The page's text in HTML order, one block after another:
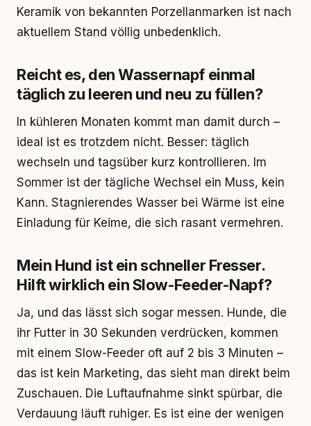
Keramik von bekannten Porzellanmarken ist nach
aktuellem Stand völlig unbedenklich.
Reicht es, den Wassernapf einmal
täglich zu leeren und neu zu füllen?
In kühleren Monaten kommt man damit durch –
ideal ist es trotzdem nicht. Besser: täglich
wechseln und tagsüber kurz kontrollieren. Im
Sommer ist der tägliche Wechsel ein Muss, kein
Kann. Stagnierendes Wasser bei Wärme ist eine
Einladung für Keime, die sich rasant vermehren.
Mein Hund ist ein schneller Fresser.
Hilft wirklich ein Slow-Feeder-Napf?
Ja, und das lässt sich sogar messen. Hunde, die
ihr Futter in 30 Sekunden verdrücken, kommen
mit einem Slow-Feeder oft auf 2 bis 3 Minuten –
das ist kein Marketing, das sieht man direkt beim
Zuschauen. Die Luftaufnahme sinkt spürbar, die
Verdauung läuft ruhiger. Es ist eine der wenigen